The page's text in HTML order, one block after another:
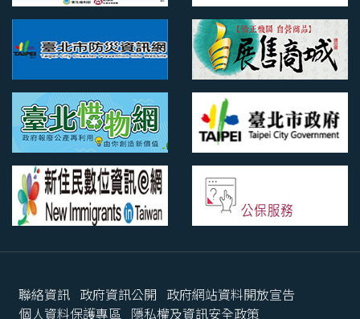
聯絡資訊 政府資訊公開 政府網站資料開放宣告
個人資料保護專區 隱私權及資訊安全政策